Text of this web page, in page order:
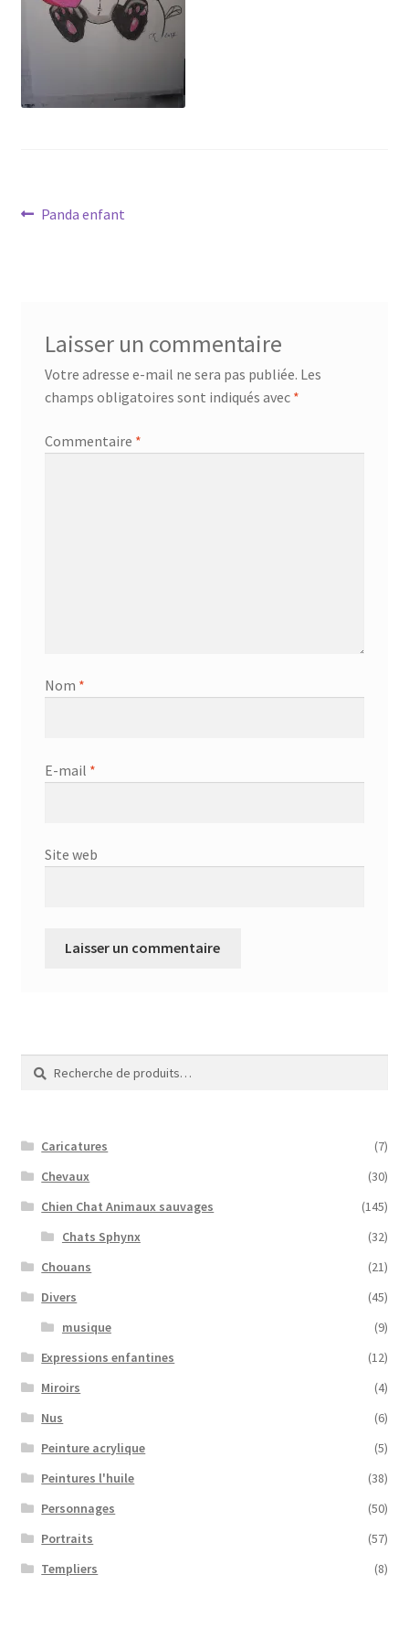
Tarifs
Navigation
Article
Panda enfant
Laisser un commentaire
Votre adresse e-mail ne sera pas publiée. Les
champs obligatoires sont indiqués avec *
Commentaire *
Nom *
E-mail *
Site web
Recherche
pour :
Recherche
Caricatures
(7)
Chevaux
(30)
Chien Chat Animaux sauvages
(145)
Chats Sphynx
(32)
Chouans
(21)
Divers
(45)
musique
(9)
Expressions enfantines
(12)
Miroirs
(4)
Nus
(6)
Peinture acrylique
(5)
Peintures l'huile
(38)
Personnages
(50)
Portraits
(57)
Templiers
(8)